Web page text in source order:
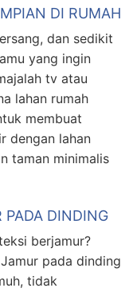
DI RUMAH
dan sedikit
yang ingin
tv atau
lahan rumah
membuat
dengan lahan
taman minimalis
PADA DINDING
berjamur?
pada dinding
tidak